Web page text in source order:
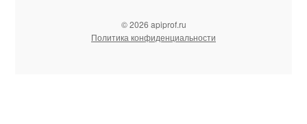
© 2026 apiprof.ru
Политика конфиденциальности